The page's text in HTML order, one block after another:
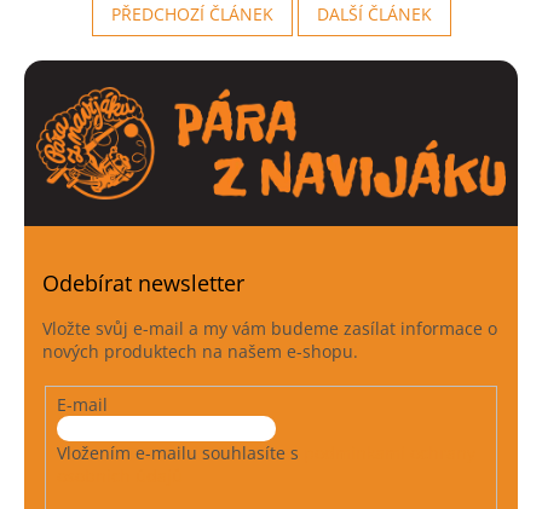
PŘEDCHOZÍ ČLÁNEK DALŠÍ ČLÁNEK
Odebírat newsletter
Vložte svůj e-mail a my vám budeme zasílat informace o
nových produktech na našem e-shopu.
E-mail
Vložením e-mailu souhlasíte s